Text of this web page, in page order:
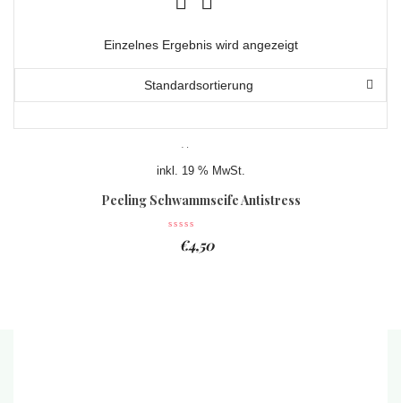
Einzelnes Ergebnis wird angezeigt
Standardsortierung
inkl. 19 % MwSt.
Peeling Schwammseife Antistress
€4,50